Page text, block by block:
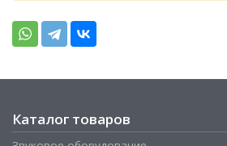
Каталог товаров